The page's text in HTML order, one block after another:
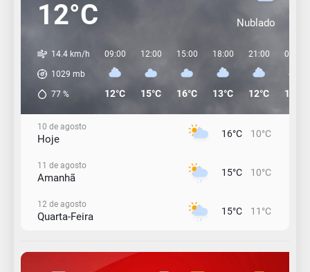
12°C Nublado
14.4 km/h
1029 mb
77 %
09:00
12°C
12:00
15°C
15:00
16°C
18:00
13°C
21:00
12°C
00:00
10°C
10 de agosto
Hoje 16°C 10°C
11 de agosto
Amanhã 15°C 10°C
12 de agosto
Quarta-Feira 15°C 11°C
Quinta-Feira 18°C 14°C